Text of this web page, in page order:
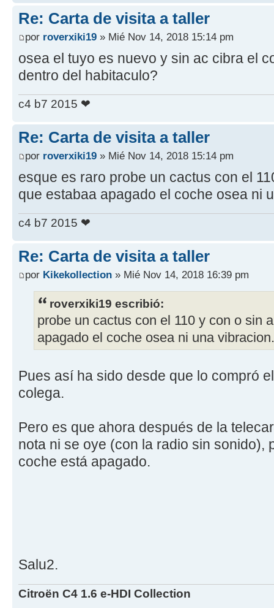
Re: Carta de visita a taller
por roverxiki19 » Mié Nov 14, 2018 15:14 pm
osea el tuyo es nuevo y sin ac cibra el
dentro del habitaculo?
c4 b7 2015 ❤
Re: Carta de visita a taller
por roverxiki19 » Mié Nov 14, 2018 15:14 pm
esque es raro probe un cactus con el
que estabaa apagado el coche osea ni
c4 b7 2015 ❤
Re: Carta de visita a taller
por Kikekollection » Mié Nov 14, 2018 16:39 pm
roverxiki19 escribió:
probe un cactus con el 110 y con o sin
apagado el coche osea ni una
Pues así ha sido desde que lo compró
colega.
Pero es que ahora después de la
nota ni se oye (con la radio sin sonido),
coche está apagado.
Salu2.
Citroën C4 1.6 e-HDI Collection